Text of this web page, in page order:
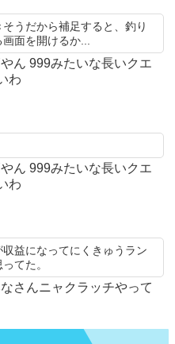
うだから補足すると、釣り
面を開けるか...
ん 999みたいな長いクエ
わ
ん 999みたいな長いクエ
わ
益になってにくきゅうラン
てた。
さんニャクラッチやって